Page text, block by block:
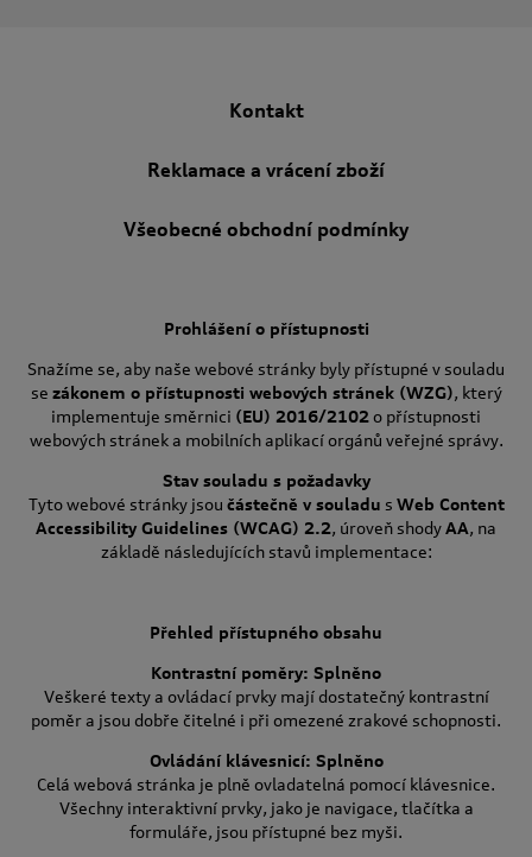
Kontakt
Reklamace a vrácení zboží
Všeobecné obchodní podmínky
Prohlášení o přístupnosti
Snažíme se, aby naše webové stránky byly přístupné v souladu
se zákonem o přístupnosti webových stránek (WZG), který
implementuje směrnici (EU) 2016/2102o přístupnosti
webových stránek a mobilních aplikací orgánů veřejné správy.
Stav souladu s požadavky
Tyto webové stránky jsou částečně v souladu s Web Content
Accessibility Guidelines (WCAG) 2.2, úroveň shodyAA, na
základě následujících stavů implementace:
Přehled přístupného obsahu
Kontrastní poměry: Splněno
Veškeré texty a ovládací prvky mají dostatečný kontrastní
poměr a jsou dobře čitelné i při omezené zrakové schopnosti.
Ovládání klávesnicí: Splněno
Celá webová stránka je plně ovladatelná pomocí klávesnice.
Všechny interaktivní prvky, jako je navigace, tlačítka a
formuláře, jsou přístupné bez myši.